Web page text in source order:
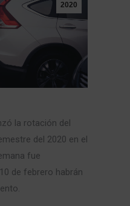
2020
la rotación del
del 2020 en el
fue
de febrero habrán